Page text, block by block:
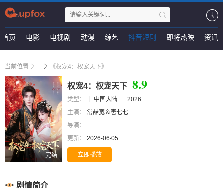
首页 电影 电视剧 动漫 综艺 抖音短剧 即将热映 资讯
当前位置 - 《权宠4：权宠天下》
完结
权宠4：权宠天下 8.9
类型： 中国大陆
2026
主演：
常喆宽＆唐七七
导演：
更新：
2026-06-05
立即播放
剧情简介